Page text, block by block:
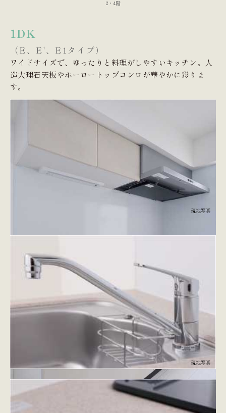
2・4階
1DK
（E、E'、E1タイプ）
ワイドサイズで、ゆったりと料理がしやすいキッチン。人
造大理石天板やホーロートップコンロが華やかに彩りま
す。
現地写真
現地写真